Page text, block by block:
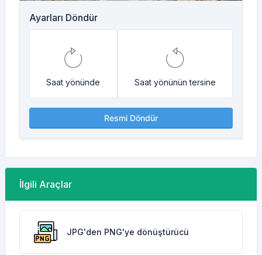
Ayarları Döndür
Saat yönünde Saat yönünün tersine
Resmi Döndür
İlgili Araçlar
JPG'den PNG'ye dönüştürücü